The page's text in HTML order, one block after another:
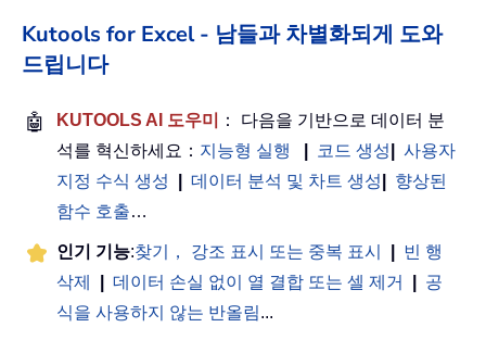
Kutools for Excel - 남들과 차별화되게 도와
드립니다
🤖 KUTOOLS AI 도우미
： 다음을 기반으로 데이터 분
석를 혁신하세요： 지능형 실행 코드 생성
사용자
지정 수식 생성
데이터 분석 및 차트 생성
향상된
함수 호출…
인기 기능:찾기， 강조 표시 또는 중복 표시
빈 행
삭제
데이터 손실 없이 열 결합 또는 셀 제거
공
식을 사용하지 않는 반올림...